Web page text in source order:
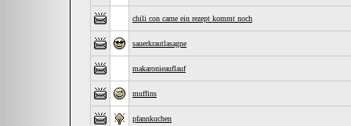
chili con carne ein rezept kommt noch
sauerkrautlasagne
makaronieauflauf
muffins
pfannkuchen